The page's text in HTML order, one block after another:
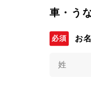
車・う
お